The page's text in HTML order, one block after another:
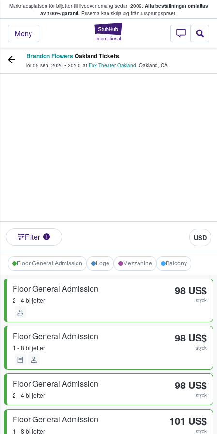
Marknadsplatsen för biljetter till liveevenemang sedan 2009. Alla beställningar omfattas
av 100% garanti. Priserna kan skilja sig från ursprungspriset.
StubHub – där
Meny
köper och säljer biljetter.
Brandon FlowersOakland Tickets
lör 05 sep. 2026 • 20:00 at Fox Theater Oakland, Oakland, CA
Filter 1 USD
Floor General Admission Loge Mezzanine Balcony
Floor General Admission
2 - 4 biljetter
98 US$
styck
Floor General Admission
1 - 8 biljetter
98 US$
styck
Floor General Admission
2 - 4 biljetter
98 US$
styck
Floor General Admission
1 - 8 biljetter
101 US$
styck